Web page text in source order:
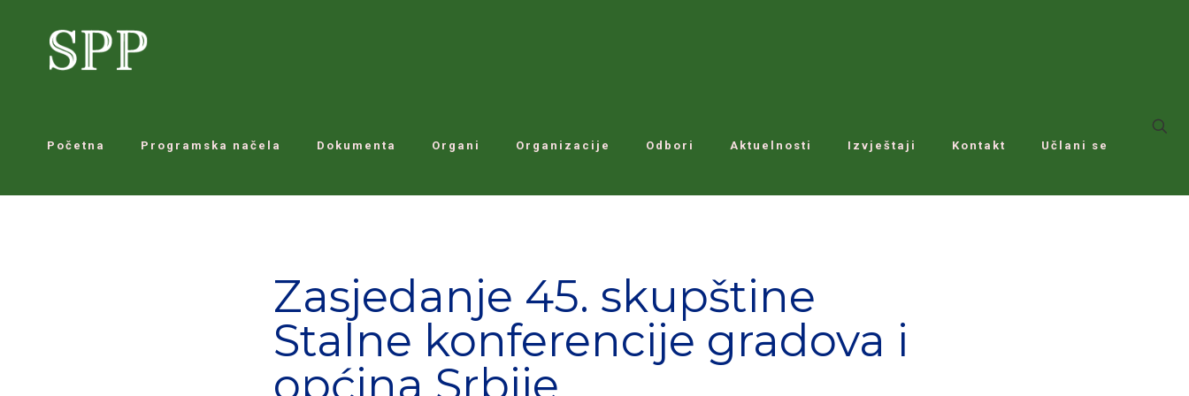
Početna Programska načela Dokumenta Organi Organizacije Odbori Aktuelnosti Izvještaji Kontakt Učlani se
Zasjedanje 45. skupštine
Stalne konferencije gradova i
općina Srbije